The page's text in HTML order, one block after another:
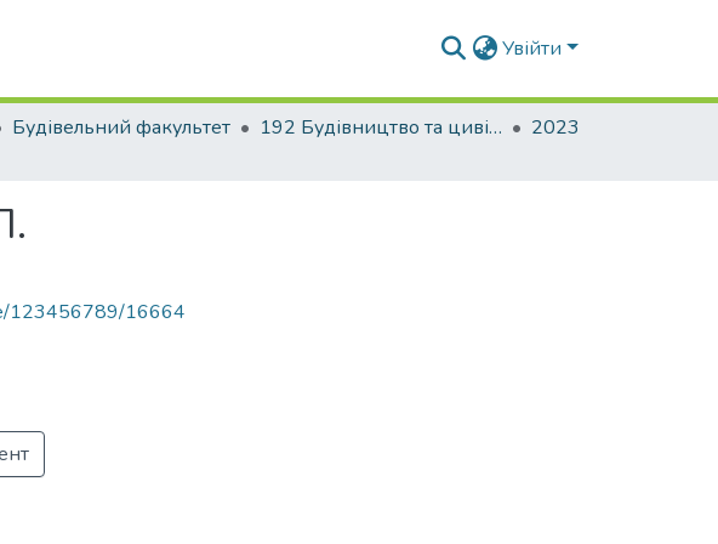
Увійти
Будівельний факультет 192 Будівництво та цивільна інженерія. Промислове і цивільне будівництво
2023
123456789/16664